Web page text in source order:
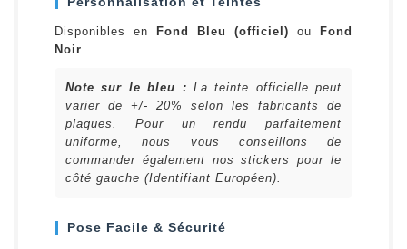
Disponibles en Fond Bleu (officiel) ou
Fond
Noir.
Note sur le bleu : La teinte officielle peut
varier de +/- 20% selon les fabricants de
plaques. Pour un rendu parfaitement
uniforme, nous vous conseillons de
commander également nos stickers pour le
côté gauche (Identifiant Européen).
Pose Facile & Sécurité